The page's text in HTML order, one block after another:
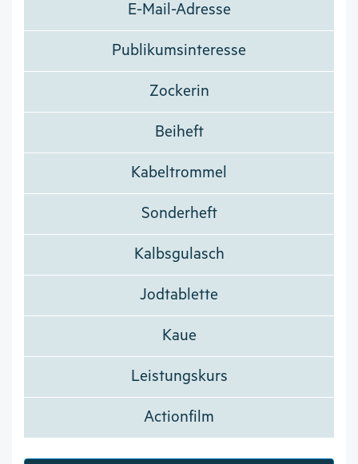
E-Mail-Adresse
Publikumsinteresse
Zockerin
Beiheft
Kabeltrommel
Sonderheft
Kalbsgulasch
Jodtablette
Kaue
Leistungskurs
Actionfilm